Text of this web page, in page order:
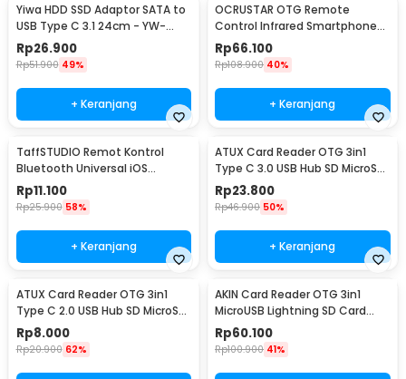
Yiwa HDD SSD Adaptor SATA to
USB Type C 3.1 24cm - YW-
4072
Rp26.900
Rp51.900 49%
+ Keranjang
OCRUSTAR OTG Remote
Control Infrared Smartphone
USB Type C for TV AC - EKX5S-
T
Rp66.100
Rp108.900 40%
+ Keranjang
TaffSTUDIO Remot Kontrol
Bluetooth Universal iOS
Android Tiktok Selfie - S18
Rp11.100
Rp25.900 58%
+ Keranjang
ATUX Card Reader OTG 3in1
Type C 3.0 USB Hub SD MicroSD
- AT3
Rp23.800
Rp46.900 50%
+ Keranjang
ATUX Card Reader OTG 3in1
Type C 2.0 USB Hub SD MicroSD
- AT32
Rp8.000
Rp20.900 62%
AKIN Card Reader OTG 3in1
MicroUSB Lightning SD Card
MicroSD USB 3.0 - NK303T
Rp60.100
Rp100.900 41%